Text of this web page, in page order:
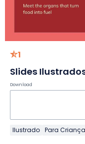
1
Download
Ilustrado Para